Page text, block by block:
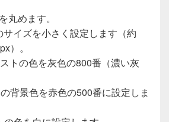
丸めます。
イズを小さく設定します（約
）。
トの色を灰色の800番（濃い灰
背景色を赤色の500番に設定しま